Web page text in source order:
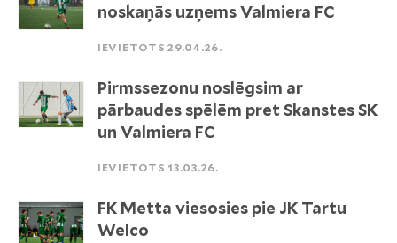
noskaņās uzņems Valmiera FC
IEVIETOTS 29.04.26.
Pirmssezonu noslēgsim ar
pārbaudes spēlēm pret Skanstes SK
un Valmiera FC
IEVIETOTS 13.03.26.
FK Metta viesosies pie JK Tartu
Welco